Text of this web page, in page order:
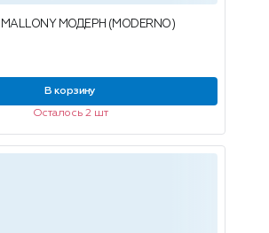
МОДЕРН (MODERNО)
В корзину
Осталось 2 шт